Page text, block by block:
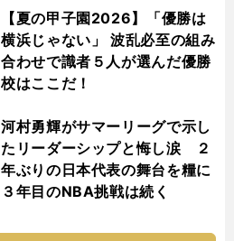
【夏の甲子園2026】「優勝は
横浜じゃない」 波乱必至の組み
合わせで識者５人が選んだ優勝
校はここだ！
河村勇輝がサマーリーグで示し
たリーダーシップと悔し涙 ２
年ぶりの日本代表の舞台を糧に
３年目のNBA挑戦は続く